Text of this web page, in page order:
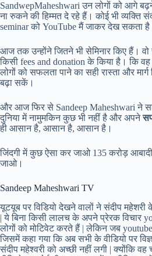
SandwepMaheshwari उन लोगों को आगे
ना रुकने की हिम्मत दे रहे हैं। कोई भी व्यक्ति
seminar को YouTube मैं जाकर देख सकता
आज तक उन्होंने जितने भी सेमिनार किए हैं। वो
किसी fees and donation के किया है। कि
लोगों को सफलता पाने का सही रास्ता और
बढ़ा सकें।
और आज फिर से Sandeep Maheshwari ने
दुनिया में नामुमकिन कुछ भी नहीं है और अपने
ही आसान है, आसान है, आसान है।
जिंदगी में कुछ ऐसा कर जाओ 135 करोड़ आबादी
जाओ।
Sandeep Maheshwari TV
यूटयूब पर विडियो देखने वालों ने संदीप महेशरी
| ये बिना किसी लालच के अपने प्रेरक विचार
लोगों को मोटिवेट करते हैं | लेकिन जब
जिसमें कहा गया कि अब सभी के वीडियो पर
संदीप महेश्वरी को अच्छी नहीं लगी | क्योंकि